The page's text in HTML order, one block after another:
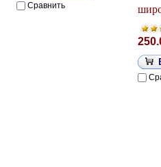
Сравнить